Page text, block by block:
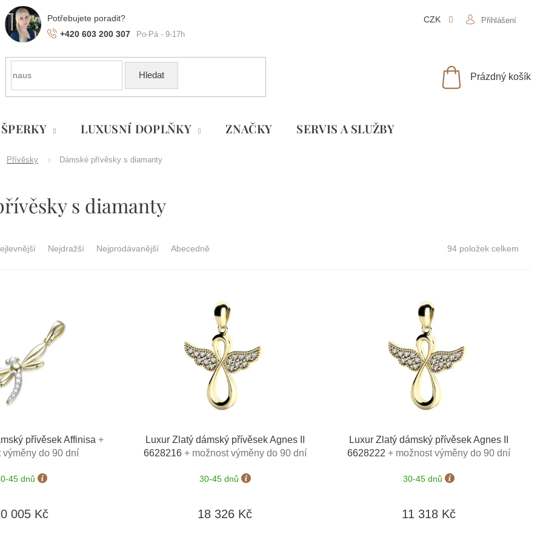
+420 603 200 307
CZK Přihlášení
Hledat
NÁKUPNÍ
Prázdný košík
ŠPERKY LUXUSNÍ DOPLŇKY ZNAČKY SLUŽBY
Přívěsky Dámské přívěsky s diamanty
s diamanty
Nejdražší Nejprodávanější Abecedně 94 položek celkem
přívěsek Affinisa +
výměny do 90 dní
45 dnů
005 Kč
Luxur Zlatý dámský přívěsek Agnes II
6628216 + možnost výměny do 90 dní
30-45 dnů
18 326 Kč
Luxur Zlatý dámský přívěsek Agnes II
6628222+ možnost výměny do 90 dní
30-45 dnů
11 318 Kč